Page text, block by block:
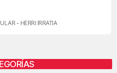
- HERRI IRRATIA